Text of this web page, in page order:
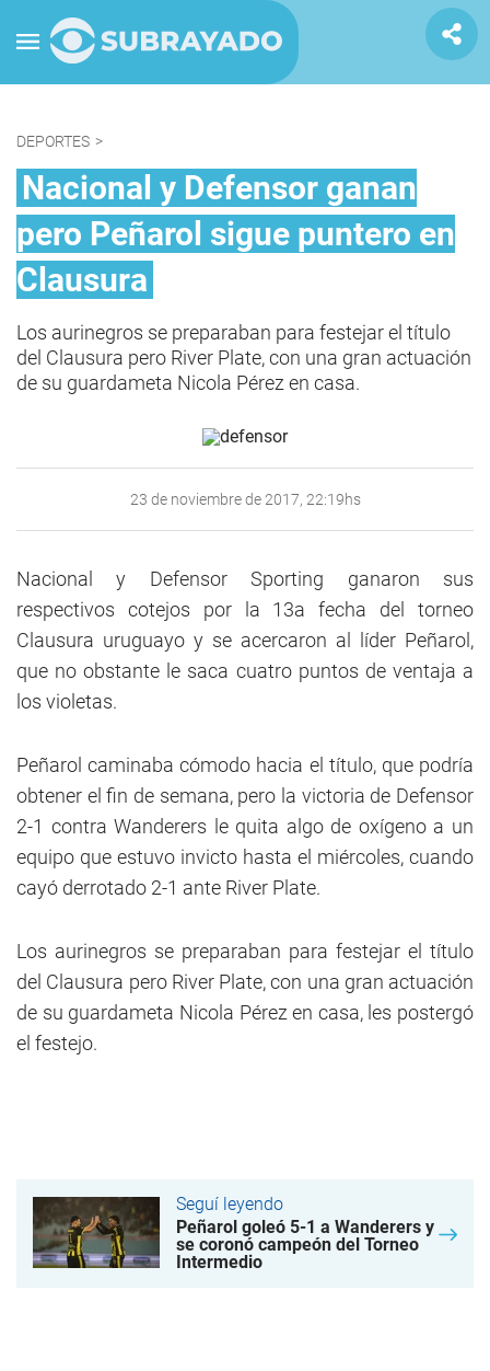
DEPORTES >
Nacional y Defensor ganan
pero Peñarol sigue puntero en
Clausura
Los aurinegros se preparaban para festejar el título
del Clausura pero River Plate, con una gran actuación
de su guardameta Nicola Pérez en casa.
23 de noviembre de 2017, 22:19hs
Nacional y Defensor Sporting ganaron sus
respectivos cotejos por la 13a fecha del torneo
Clausura uruguayo y se acercaron al líder Peñarol,
que no obstante le saca cuatro puntos de ventaja a
los violetas.
Peñarol caminaba cómodo hacia el título, que podría
obtener el fin de semana, pero la victoria de Defensor
2-1 contra Wanderers le quita algo de oxígeno a un
equipo que estuvo invicto hasta el miércoles, cuando
cayó derrotado 2-1 ante River Plate.
Los aurinegros se preparaban para festejar el título
del Clausura pero River Plate, con una gran actuación
de su guardameta Nicola Pérez en casa, les postergó
el festejo.
Seguí leyendo
Peñarol goleó 5-1 a Wanderers y
se coronó campeón del Torneo
Intermedio